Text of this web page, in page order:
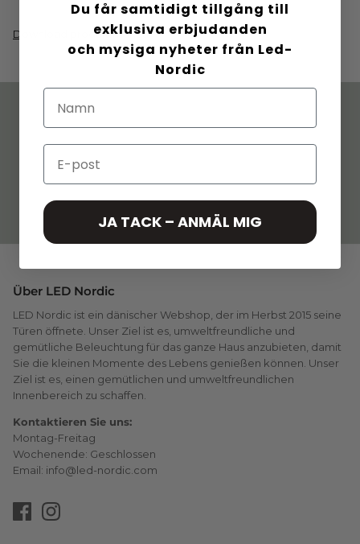
Download produktmanual
Dänisches Design. Mit
Sorgfalt geschaffen
Schnelle Lieferung. 60
Tage Rückgaberecht
Feste Preise. Keine
Überraschungen
Paketangebote
Über LED Nordic
LED Nordic ist ein dänischer Webshop, der im Herbst 2015 seine
Türen öffnete. Unser Ziel ist es, umweltfreundliche und
gemütliche Beleuchtung für das ganze Haus anzubieten, damit
Sie die kleinen Momente des Lebens genießen können. Unser
Ziel ist es, einen gemütlichen und umweltfreundlichen
Innenbereich zu schaffen.
Kontaktieren Sie uns:
Montag-Freitag
Wochenende: Geschlossen
Email: info@led-nordic.com
Du får samtidigt tillgång till
exklusiva erbjudanden
och mysiga nyheter från Led-
Nordic
Email
JA TACK – ANMÄL MIG